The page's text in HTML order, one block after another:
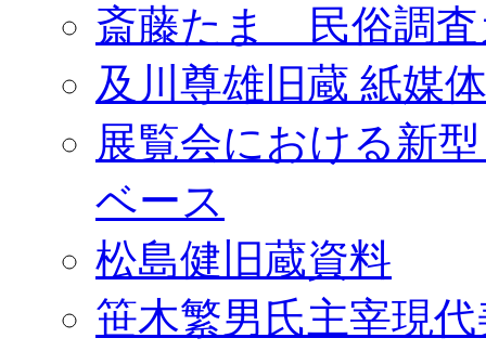
斎藤たま 民俗調査
及川尊雄旧蔵 紙媒
展覧会における新
ベース
松島健旧蔵資料
笹木繁男氏主宰現